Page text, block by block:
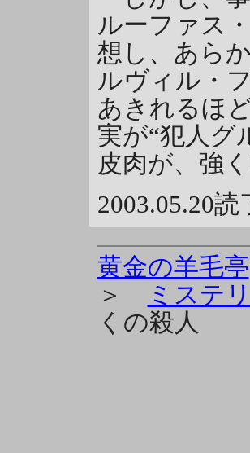
ルーファス
想し、あら
ルヴィル・
あきれるほ
実が“犯人グ
皮肉が、強
2003.05.20読
黄金の羊毛亭
＞
ミステ
くの殺人